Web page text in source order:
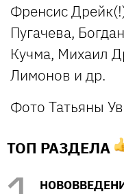
Френсис
Пугачева,
Кучма, Михаил
Лимонов и др.
Фото Татьяны
ТОП РАЗДЕЛА